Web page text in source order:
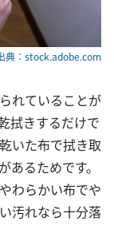
典：stock.adobe.com
れていることが
拭きするだけで
いた布で拭き取
るためです。
わらかい布でや
汚れなら十分落